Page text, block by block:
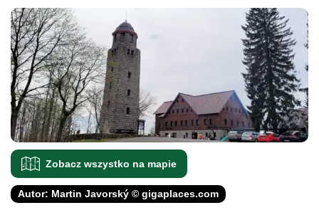
Zobacz wszystko na mapie
Autor: Martin Javorský © gigaplaces.com